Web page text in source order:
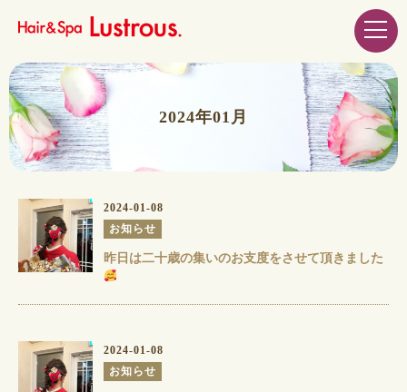
2024年01月
2024-01-08
お知らせ
昨日は二十歳の集いのお支度をさせて頂きました
2024-01-08
お知らせ